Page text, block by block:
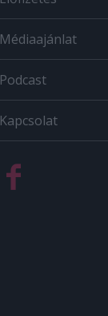
Médiaajánlat
Podcast
Kapcsolat